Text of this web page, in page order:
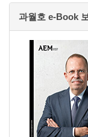
과월호 e-Book